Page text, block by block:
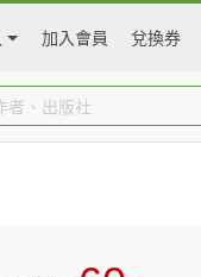
加入會員 兌換券